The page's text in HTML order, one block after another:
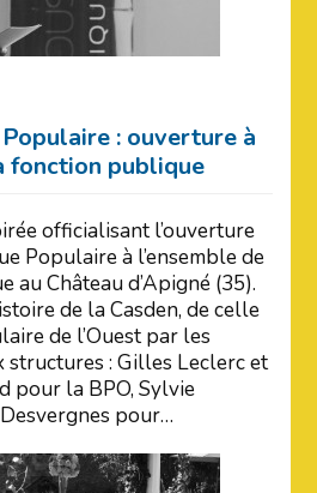
: ouverture à
fonction publique
officialisant l’ouverture
Populaire à l’ensemble de
Château d’Apigné (35).
de la Casden, de celle
de l’Ouest par les
structures : Gilles Leclerc et
pour la BPO, Sylvie
pour…